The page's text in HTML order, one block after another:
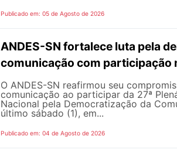
Publicado em: 05 de Agosto de 2026
ANDES-SN fortalece luta pela
comunicação com participação
O ANDES-SN reafirmou seu
comunicação ao participar da 27ª
Nacional pela Democratização da
último sábado (1), em...
Publicado em: 04 de Agosto de 2026